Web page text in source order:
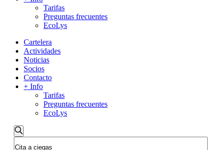
Tarifas
Preguntas frecuentes
EcoLys
Cartelera
Actividades
Noticias
Socios
Contacto
+ Info
Tarifas
Preguntas frecuentes
EcoLys
Navegación
de
Buscar